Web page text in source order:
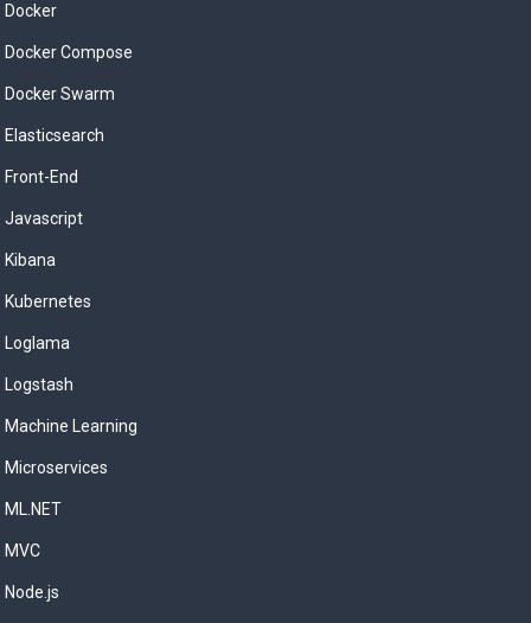
Docker
Docker Compose
Docker Swarm
Elasticsearch
Front-End
Javascript
Kibana
Kubernetes
Loglama
Logstash
Machine Learning
Microservices
ML.NET
MVC
Node.js